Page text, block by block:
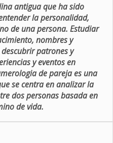
antigua que ha sido
la personalidad,
de una persona. Estudiar
nombres y
patrones y
y eventos en
de pareja es una
se centra en analizar la
dos personas basada en
de vida.